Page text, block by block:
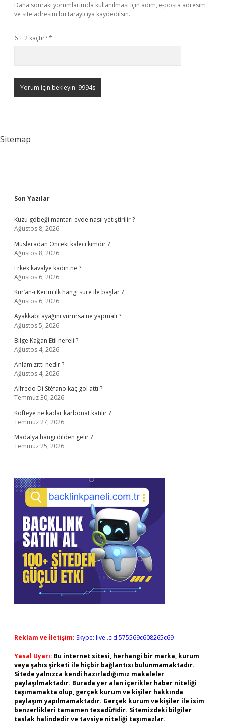
Daha sonraki yorumlarımda kullanılması için adım, e-posta adresim
ve site adresim bu tarayıcıya kaydedilsin.
6 + 2 kaçtır?*
Sitemap
Sidebar
Son Yazılar
Kuzu göbeği mantarı evde nasıl yetiştirilir ?
Ağustos 8, 2026
Musleradan Önceki kaleci kimdir ?
Ağustos 8, 2026
Erkek kavalye kadın ne ?
Ağustos 6, 2026
Kur’an-ı Kerim ilk hangi sure ile başlar ?
Ağustos 6, 2026
Ayakkabı ayağını vurursa ne yapmalı ?
Ağustos 5, 2026
Bilge Kağan Etil nereli ?
Ağustos 4, 2026
Anlam zıttı nedir ?
Ağustos 4, 2026
Alfredo Di Stéfano kaç gol attı ?
Temmuz 30, 2026
Köfteye ne kadar karbonat katılır ?
Temmuz 27, 2026
Madalya hangi dilden gelir ?
Temmuz 25, 2026
Reklam ve İletişim: Skype: live:.cid.575569c608265c69
Yasal Uyarı: Bu internet sitesi, herhangi bir marka, kurum
veya şahıs şirketi ile hiçbir bağlantısı bulunmamaktadır.
Sitede yalnızca kendi hazırladığımız makaleler
paylaşılmaktadır. Burada yer alan içerikler haber niteliği
taşımamakta olup, gerçek kurum ve kişiler hakkında
paylaşım yapılmamaktadır. Gerçek kurum ve kişiler ile isim
benzerlikleri tamamen tesadüfidir. Sitemizdeki bilgiler
taslak halindedir ve tavsiye niteliği taşımazlar.